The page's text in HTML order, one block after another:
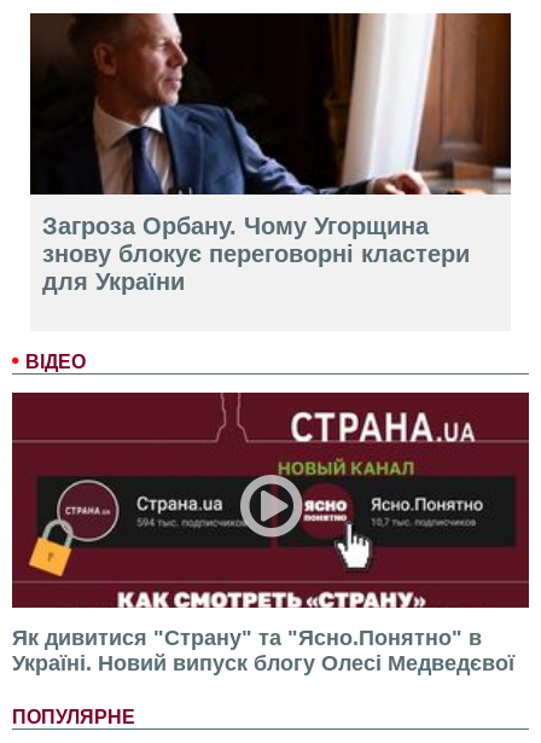
ВІДЕО
Як дивитися "Страну" та "Ясно.Понятно" в
Україні. Новий випуск блогу Олесі Медведєвої
ПОПУЛЯРНЕ
Загроза Орбану. Чому Угорщина
знову блокує переговорні кластери
для України